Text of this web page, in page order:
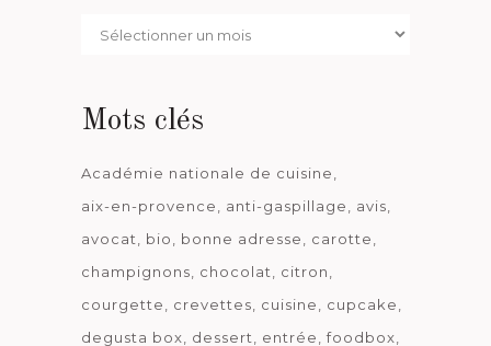
Par
Mots clés
Académie nationale de cuisine
aix-en-provence
anti-gaspillage
avis
avocat
bio bonne adresse
carotte
champignons
chocolat
citron
courgette
crevettes cuisine
cupcake
degusta box
dessert entrée
foodbox